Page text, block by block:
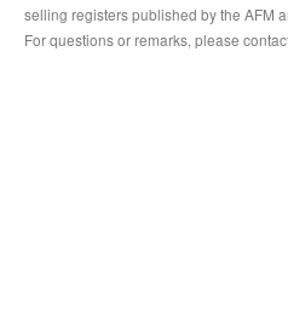
selling registers published by the AFM
For questions or remarks, please